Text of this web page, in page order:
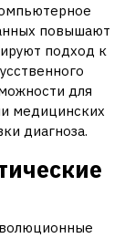
повышают
подход к
для
медицинских
диагноза.